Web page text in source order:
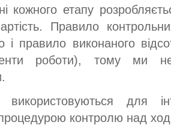
кожного етапу
Правило
і правило виконаного
роботи), тому ми
для
контролю над